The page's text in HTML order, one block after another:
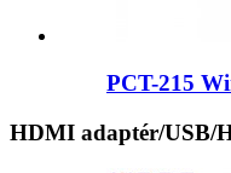
PCT-215
HDMI adaptér/USB/